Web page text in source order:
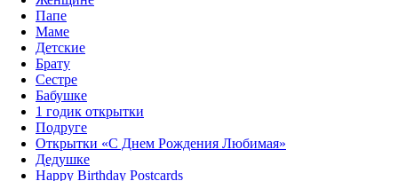
Папе
Маме
Детские
Брату
Сестре
Бабушке
1 годик открытки
Подруге
Открытки «С Днем Рождения Любимая»‎
Дедушке
Happy Birthday Postcards